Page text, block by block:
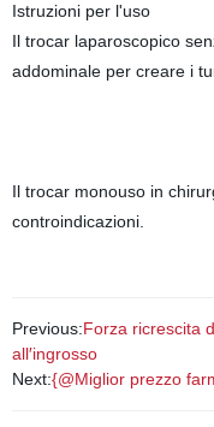
Istruzioni per l'uso
Il trocar laparoscopico
addominale per creare i
Il trocar monouso in
controindicazioni.
Previous:Forza ricrescita
all′ingrosso
Next:{@Miglior prezzo